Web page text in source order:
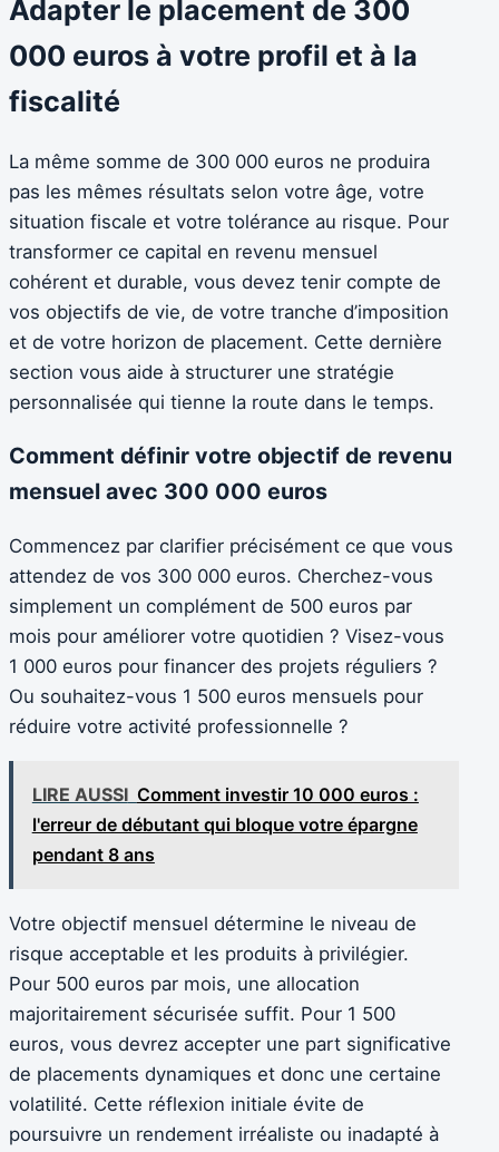
Adapter le placement de 300
000 euros à votre profil et à la
fiscalité
La même somme de 300 000 euros ne produira
pas les mêmes résultats selon votre âge, votre
situation fiscale et votre tolérance au risque. Pour
transformer ce capital en revenu mensuel
cohérent et durable, vous devez tenir compte de
vos objectifs de vie, de votre tranche d’imposition
et de votre horizon de placement. Cette dernière
section vous aide à structurer une stratégie
personnalisée qui tienne la route dans le temps.
Comment définir votre objectif de revenu
mensuel avec 300 000 euros
Commencez par clarifier précisément ce que vous
attendez de vos 300 000 euros. Cherchez-vous
simplement un complément de 500 euros par
mois pour améliorer votre quotidien ? Visez-vous
1 000 euros pour financer des projets réguliers ?
Ou souhaitez-vous 1 500 euros mensuels pour
réduire votre activité professionnelle ?
LIRE AUSSI Comment investir 10 000 euros :
l'erreur de débutant qui bloque votre épargne
pendant 8 ans
Votre objectif mensuel détermine le niveau de
risque acceptable et les produits à privilégier.
Pour 500 euros par mois, une allocation
majoritairement sécurisée suffit. Pour 1 500
euros, vous devrez accepter une part significative
de placements dynamiques et donc une certaine
volatilité. Cette réflexion initiale évite de
poursuivre un rendement irréaliste ou inadapté à